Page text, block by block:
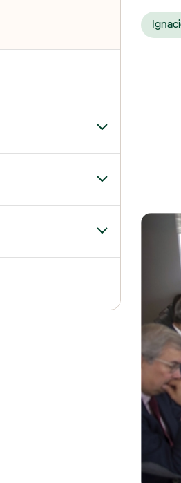
Alternar el
Alternar el
Alternar el